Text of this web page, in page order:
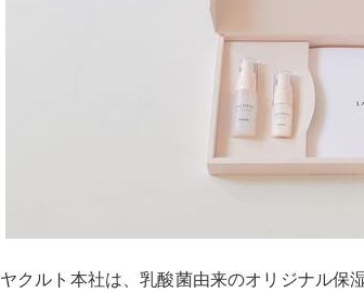
ヤクルト本社は、乳酸菌由来のオリジナル保